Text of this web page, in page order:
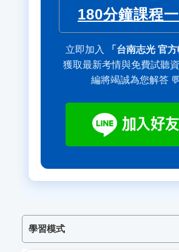
180分鐘課程
立即加入
「台南志光 官方
獲取最新考情與免費試聽
編將竭誠為您解答 💬
學習模式